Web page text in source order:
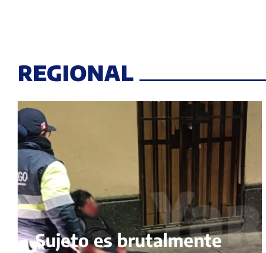
REGIONAL
Sujeto es brutalmente